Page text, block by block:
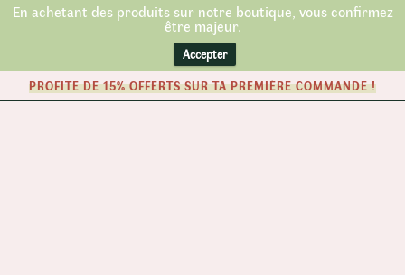
En achetant des produits sur notre boutique, vous confirmez
être majeur.
Accepter
PROFITE DE 15% OFFERTS SUR TA PREMIÈRE COMMANDE !